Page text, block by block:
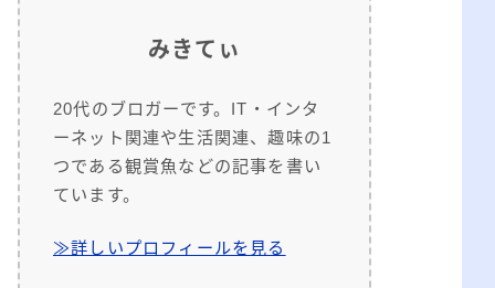
みきてぃ
20代のブロガーです。IT・インタ
ーネット関連や生活関連、趣味の1
つである観賞魚などの記事を書い
ています。
≫詳しいプロフィールを見る